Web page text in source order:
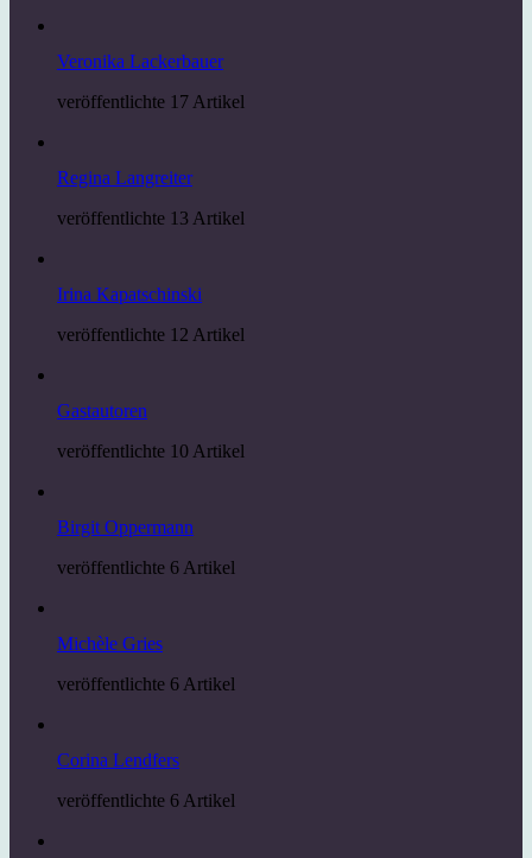
Veronika Lackerbauer
veröffentlichte 17 Artikel
Regina Langreiter
veröffentlichte 13 Artikel
Irina Kapatschinski
veröffentlichte 12 Artikel
Gastautoren
veröffentlichte 10 Artikel
Birgit Oppermann
veröffentlichte 6 Artikel
Michèle Gries
veröffentlichte 6 Artikel
Corina Lendfers
veröffentlichte 6 Artikel